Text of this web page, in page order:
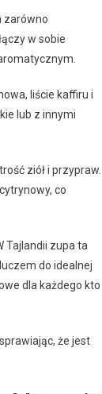
zarówno
w sobie
liście kaffiru i
lub z innymi
ziół i przypraw.
co
Tajlandii zupa ta
do idealnej
dla każdego kto
że jest